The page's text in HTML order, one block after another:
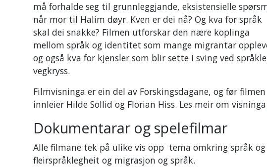
må forhalde seg til grunnleggjande, eksistensielle
når mor til Halim døyr. Kven er dei nå? Og kva for språk
skal dei snakke? Filmen utforskar den nære koplinga
mellom språk og identitet som mange migrantar
og også kva for kjensler som blir sette i sving ved
vegkryss.
Filmvisninga er ein del av Forskingsdagane, og før filmen
innleier Hilde Sollid og Florian Hiss. Les meir om visninga
Dokumentarar og spelefilmar
Alle filmane tek på ulike vis opp tema omkring språk
fleirspråklegheit og migrasjon og språk.